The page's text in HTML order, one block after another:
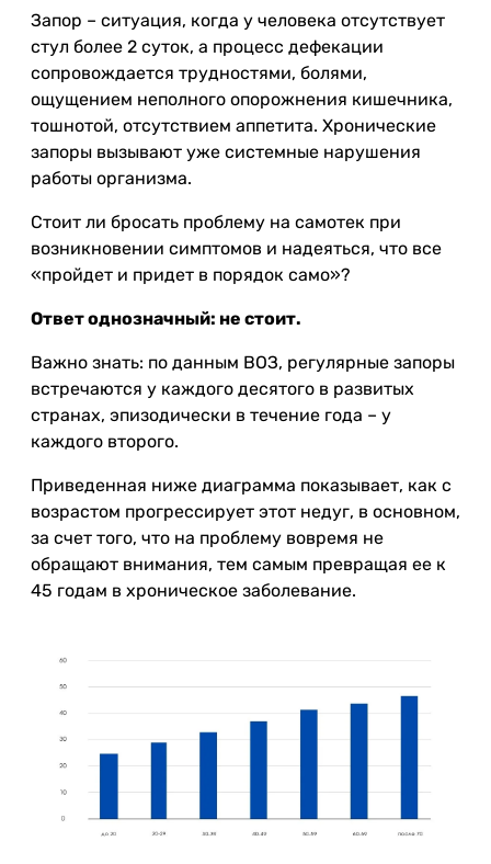
Запор – ситуация, когда у человека отсутствует
стул более 2 суток, а процесс дефекации
сопровождается трудностями, болями,
ощущением неполного опорожнения кишечника,
тошнотой, отсутствием аппетита. Хронические
запоры вызывают уже системные нарушения
работы организма.
Стоит ли бросать проблему на самотек при
возникновении симптомов и надеяться, что все
«пройдет и придет в порядок само»?
Ответ однозначный: не стоит.
Важно знать: по данным ВОЗ, регулярные запоры
встречаются у каждого десятого в развитых
странах, эпизодически в течение года – у
каждого второго.
Приведенная ниже диаграмма показывает, как с
возрастом прогрессирует этот недуг, в основном,
за счет того, что на проблему вовремя не
обращают внимания, тем самым превращая ее к
45 годам в хроническое заболевание.